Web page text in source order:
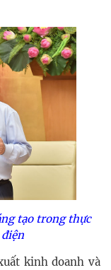
tạo trong thực
kinh doanh và